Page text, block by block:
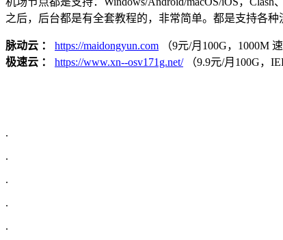
之后，后台都是有全套教程的，非常简单。都是支持各
脉动云 ： https://maidongyun.com （9元/月100G，1000M
极速云 ：
https://www.xn--osv171g.net/（9.9元/月100G，
.
.
.
.
.